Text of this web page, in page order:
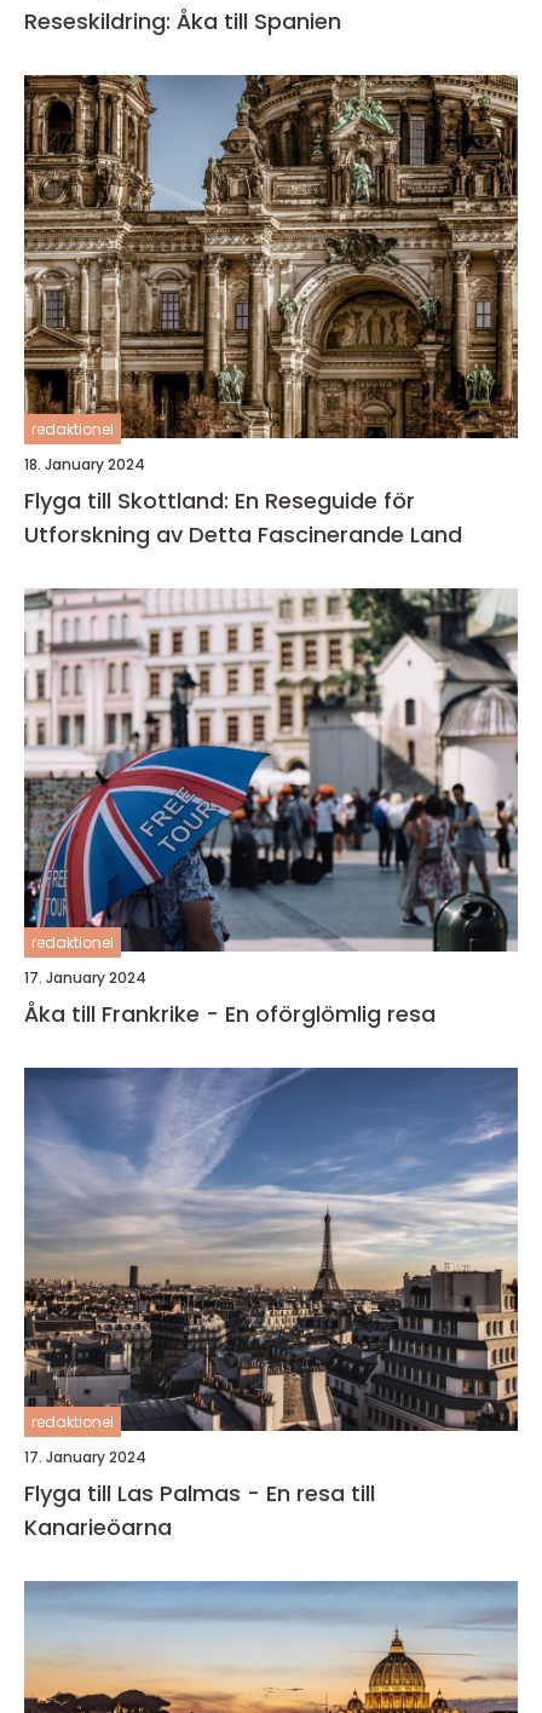
Reseskildring: Åka till Spanien
redaktionel
18. January 2024
Flyga till Skottland: En Reseguide för
Utforskning av Detta Fascinerande Land
redaktionel
17. January 2024
Åka till Frankrike - En oförglömlig resa
redaktionel
17. January 2024
Flyga till Las Palmas - En resa till
Kanarieöarna